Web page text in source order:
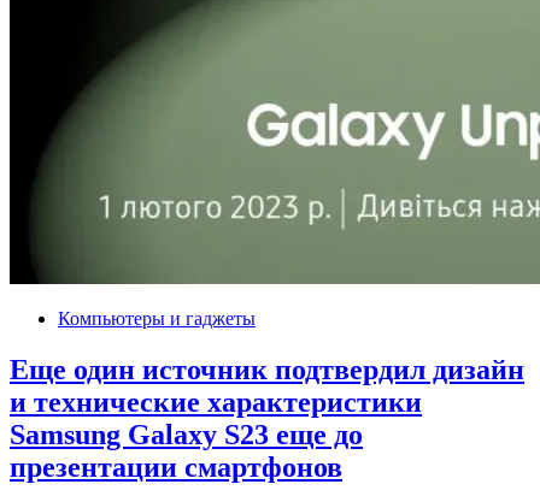
Компьютеры и гаджеты
Еще один источник подтвердил дизайн
и технические характеристики
Samsung Galaxy S23 еще до
презентации смартфонов